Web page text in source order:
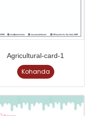
Agricultural-card-1
Kohanda